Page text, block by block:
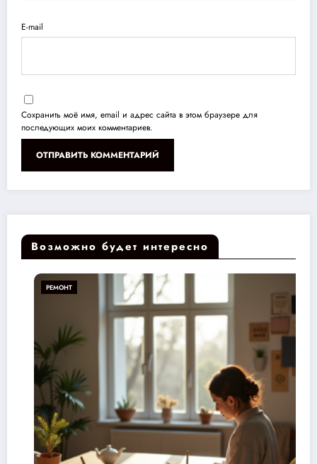
E-mail
Сохранить моё имя, email и адрес сайта в этом браузере для
последующих моих комментариев.
Возможно будет интересно